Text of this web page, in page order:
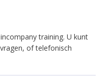
training. U kunt
of telefonisch